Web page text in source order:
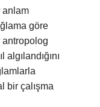
anlam
göre
bir çalışma